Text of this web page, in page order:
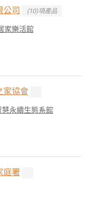
公司 (10)項產品
家樂活館
家協會
永續生態系館
庭署